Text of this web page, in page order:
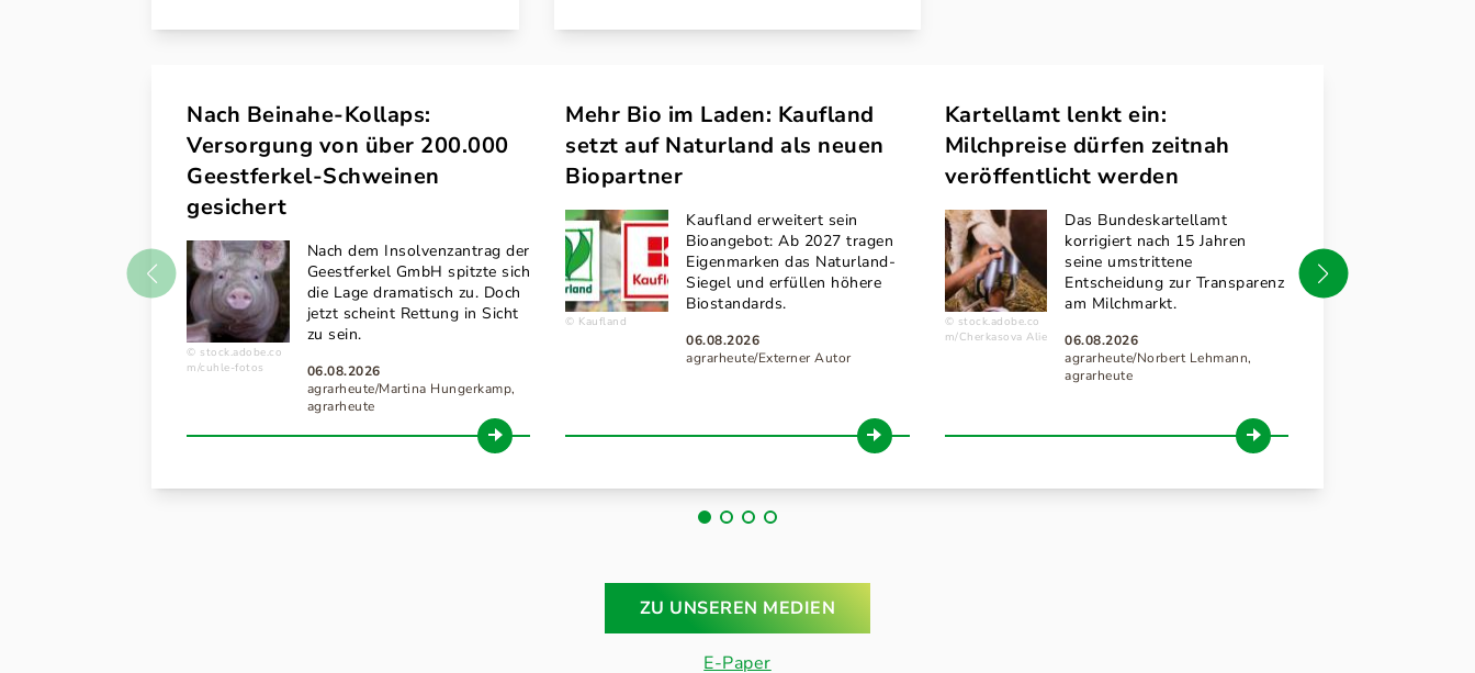
Nach Beinahe-Kollaps:
Versorgung von über 200.000
Geestferkel-Schweinen
gesichert
stock.adobe.co
m/cuhle-fotos
Nach dem Insolvenzantrag der
Geestferkel GmbH spitzte sich
die Lage dramatisch zu. Doch
jetzt scheint Rettung in Sicht
zu sein.
06.08.2026
agrarheute/Martina Hungerkamp,
agrarheute
Mehr Bio im Laden: Kaufland
setzt auf Naturland als neuen
Biopartner
Kaufland
Kaufland erweitert sein
Bioangebot: Ab 2027 tragen
Eigenmarken das Naturland-
Siegel und erfüllen höhere
Biostandards.
06.08.2026
agrarheute/Externer Autor
Kartellamt lenkt ein:
Milchpreise dürfen zeitnah
veröffentlicht werden
stock.adobe.co
m/Cherkasova Alie
Das Bundeskartellamt
korrigiert nach 15 Jahren
seine umstrittene
Entscheidung zur Transparenz
am Milchmarkt.
06.08.2026
agrarheute/Norbert Lehmann,
agrarheute
stock.adobe.co
ZU UNSEREN MEDIEN
E-Paper